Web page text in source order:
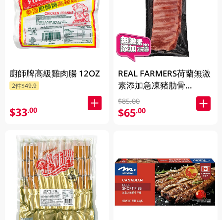
廚師牌高級雞肉腸 12OZ
2件$49.9
$33.00
REAL FARMERS荷蘭無激
素添加急凍豬肋骨
500GM
$85.00
$65.00